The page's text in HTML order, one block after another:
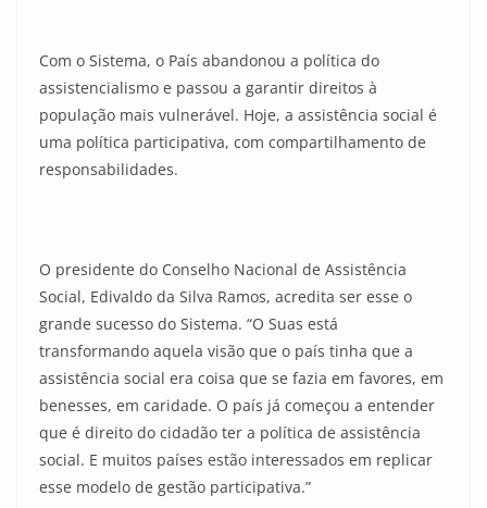
Com o Sistema, o País abandonou a política do
assistencialismo e passou a garantir direitos à
população mais vulnerável. Hoje, a assistência social é
uma política participativa, com compartilhamento de
responsabilidades.
O presidente do Conselho Nacional de Assistência
Social, Edivaldo da Silva Ramos, acredita ser esse o
grande sucesso do Sistema. “O Suas está
transformando aquela visão que o país tinha que a
assistência social era coisa que se fazia em favores, em
benesses, em caridade. O país já começou a entender
que é direito do cidadão ter a política de assistência
social. E muitos países estão interessados em replicar
esse modelo de gestão participativa.”